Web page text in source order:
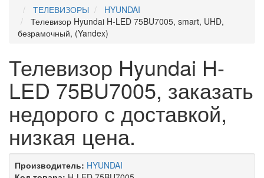
ТЕЛЕВИЗОРЫ
HYUNDAI
Телевизор Hyundai H-LED 75BU7005, smart, UHD,
безрамочный, (Yandex)
Телевизор Hyundai H-
LED 75BU7005, заказать
недорого с доставкой,
низкая цена.
Производитель: HYUNDAI